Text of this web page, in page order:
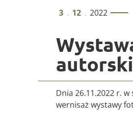
3 . 12 . 2022
Dnia 26.11.2022 r.
wernisaż wystawy